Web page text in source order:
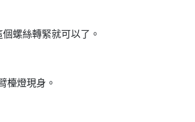
螺絲轉緊就可以了。
檯燈現身。